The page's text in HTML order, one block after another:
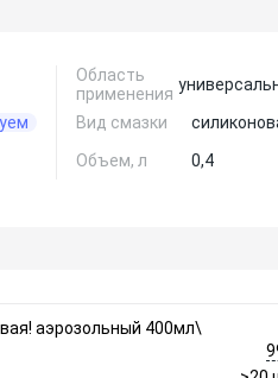
Область
применения
Вид смазки
Объем, л
0,4
аэрозольный 400мл\